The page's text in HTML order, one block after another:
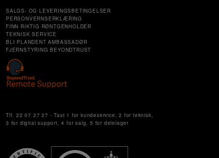
SALGS- OG LEVERINGSBETINGELSER
PERSONVERNSERKLÆRING
FINN RIKTIG RØNTGENHOLDER
TEKNISK SERVICE
BLI PLANDENT AMBASSADØR
FJERNSTYRING BEYONDTRUST
Tlf. 22 07 27 27 - Tast 1 for kundeservice, 2 for teknisk,
3 for digital support, 4 for salg, 5 for delelager